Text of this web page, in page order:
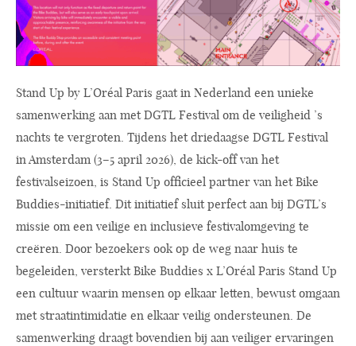
Stand Up by L’Oréal Paris gaat in Nederland een unieke
samenwerking aan met DGTL Festival om de veiligheid ’s
nachts te vergroten. Tijdens het driedaagse DGTL Festival
in Amsterdam (3–5 april 2026), de kick-off van het
festivalseizoen, is Stand Up officieel partner van het Bike
Buddies-initiatief. Dit initiatief sluit perfect aan bij DGTL’s
missie om een veilige en inclusieve festivalomgeving te
creëren. Door bezoekers ook op de weg naar huis te
begeleiden, versterkt Bike Buddies x L’Oréal Paris Stand Up
een cultuur waarin mensen op elkaar letten, bewust omgaan
met straatintimidatie en elkaar veilig ondersteunen. De
samenwerking draagt bovendien bij aan veiliger ervaringen